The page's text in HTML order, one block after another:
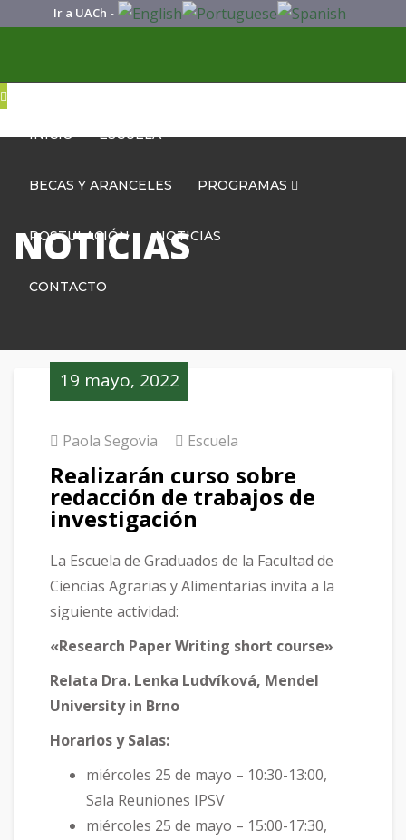
Ir a UACh -
INICIO ESCUELA
BECAS Y ARANCELES PROGRAMAS
POSTULACIÓN NOTICIAS
CONTACTO
NOTICIAS
19 mayo, 2022
Paola Segovia Escuela
Realizarán curso sobre
redacción de trabajos de
investigación
La Escuela de Graduados de la Facultad de
Ciencias Agrarias y Alimentarias invita a la
siguiente actividad:
«Research Paper Writing short course»
Relata Dra. Lenka Ludvíková, Mendel
University in Brno
Horarios y Salas:
miércoles 25 de mayo – 10:30-13:00,
Sala Reuniones IPSV
miércoles 25 de mayo – 15:00-17:30,